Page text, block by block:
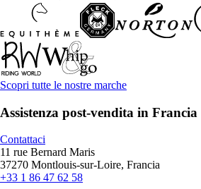
Scopri tutte le nostre marche
Assistenza post-vendita in Francia
Contattaci
11 rue Bernard Maris
37270 Montlouis-sur-Loire, Francia
+33 1 86 47 62 58